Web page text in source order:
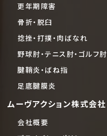
更年期障害
骨折・脱臼
捻挫・打撲・肉ばなれ
野球肘・テニス肘・ゴルフ肘
腱鞘炎・ばね指
足底腱膜炎
ムーヴアクション株式会社
会社概要